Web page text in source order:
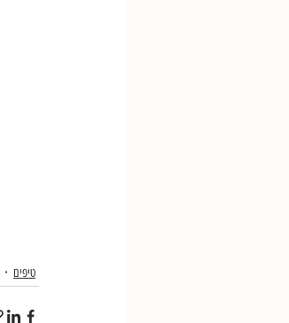
טיפים